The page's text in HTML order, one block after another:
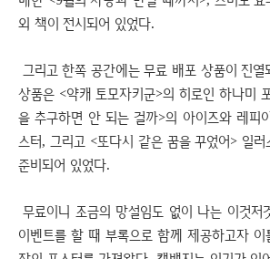
외 책이 전시되어 있었다.
그리고 한쪽 공간에는 무료 배포 상품이 진
상품은 <약캐 토모자키군>의 히로인 하나미
을 추구하면 안 되는 걸까>의 아이즈와 레피
스터, 그리고 <또다시 같은 꿈을 꾸었어> 일
준비되어 있었다.
무료이니 조금의 망설임도 없이 나는 이것저
이벤트를 할 때 부록으로 함께 제공하고자